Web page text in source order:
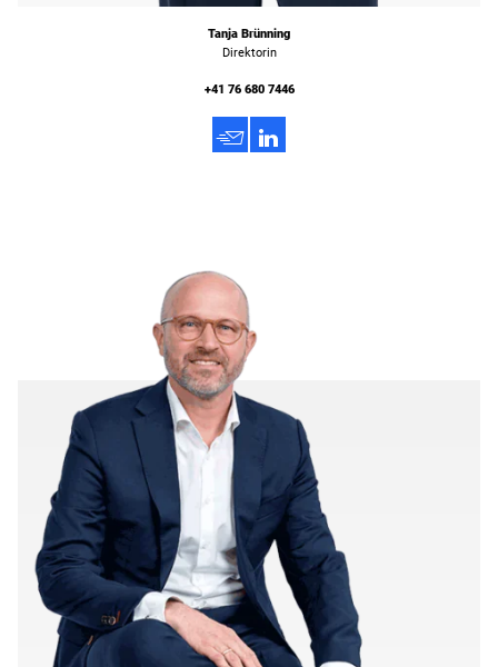
Tanja Brünning
Direktorin
+41 76 680 7446
h 3